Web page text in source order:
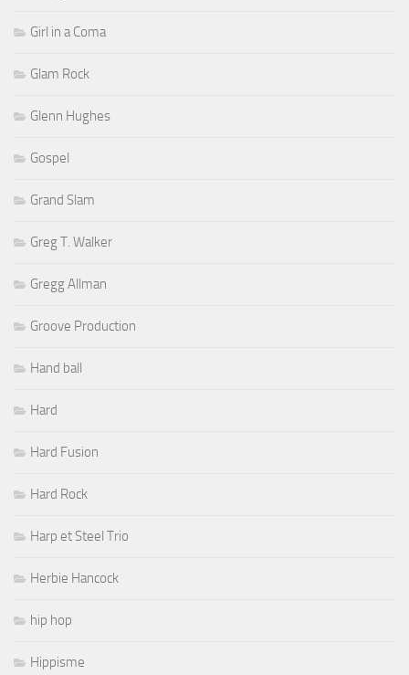
Girl in a Coma
Glam Rock
Glenn Hughes
Gospel
Grand Slam
Greg T. Walker
Gregg Allman
Groove Production
Hand ball
Hard
Hard Fusion
Hard Rock
Harp et Steel Trio
Herbie Hancock
hip hop
Hippisme